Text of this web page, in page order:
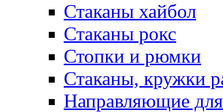
Стаканы хайбол
Стаканы рокс
Стопки и рюмки
Стаканы, кружки
Направляющие